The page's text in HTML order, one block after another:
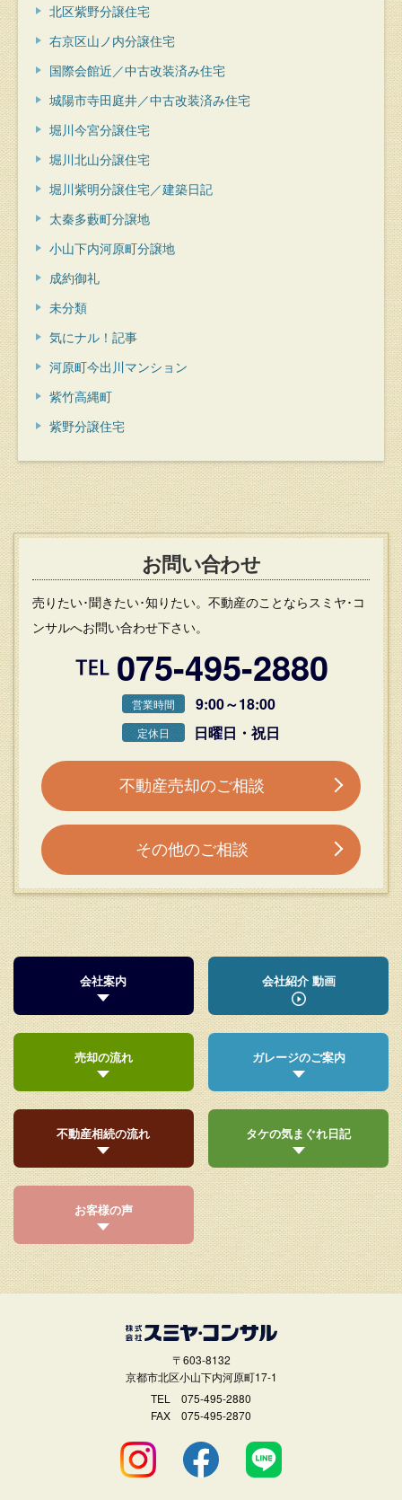
北区紫野分譲住宅
右京区山ノ内分譲住宅
国際会館近／中古改装済み住宅
城陽市寺田庭井／中古改装済み住宅
堀川今宮分譲住宅
堀川北山分譲住宅
堀川紫明分譲住宅／建築日記
太秦多藪町分譲地
小山下内河原町分譲地
成約御礼
未分類
気にナル！記事
河原町今出川マンション
紫竹高縄町
紫野分譲住宅
お問い合わせ
売りたい･聞きたい･知りたい。不動産のことならスミヤ･コ
ンサルへお問い合わせ下さい。
075-495-2880
営業時間 9:00～18:00
定休日 日曜日・祝日
不動産売却のご相談
その他のご相談
会社案内 会社紹介 動画
売却の流れ ガレージのご案内
不動産相続の流れ タケの気まぐれ日記
お客様の声
〒603-8132
京都市北区小山下内河原町17-1
TEL 075-495-2880
FAX 075-495-2870